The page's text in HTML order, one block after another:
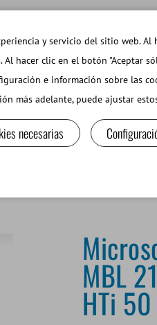
Y CAMÉLIDOS EQUIPOS
MBL
HTi 50
y servicio del sitio web. Al
hacer clic en el botón "Aceptar
e información sobre las
más adelante, puede ajustar
necesarias